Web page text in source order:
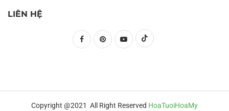
LIÊN HỆ
Copyright @2021 All Right Reserved HoaTuoiHoaMy